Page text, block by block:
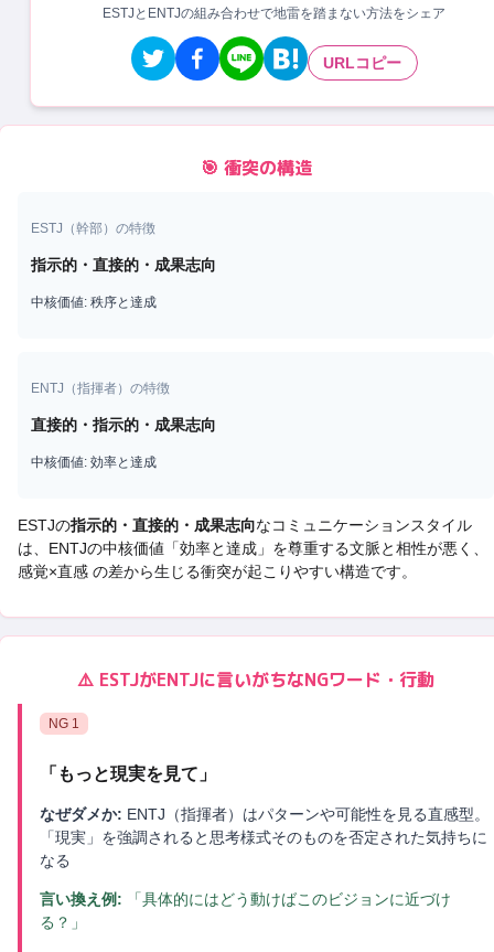
ESTJとENTJの組み合わせで地雷を踏まない方法をシェア
URLコピー
🎯 衝突の構造
ESTJ （幹部）の特徴
指示的・直接的・成果志向
中核価値: 秩序と達成
ENTJ （指揮者）の特徴
直接的・指示的・成果志向
中核価値: 効率と達成
ESTJの指示的・直接的・成果志向なコミュニケーションスタイル
は、 ENTJの中核価値「効率と達成 」を尊重する文脈と相性が悪く、
感覚×直感 の差から生じる衝突が起こりやすい構造です。
⚠️ ESTJがENTJに言いがちなNGワード・行動
NG 1
「 もっと現実を見て 」
なぜダメか: ENTJ（指揮者）はパターンや可能性を見る直感型。
「現実」を強調されると思考様式そのものを否定された気持ちに
なる
言い換え例:
「具体的にはどう動けばこのビジョンに近づけ
る？」